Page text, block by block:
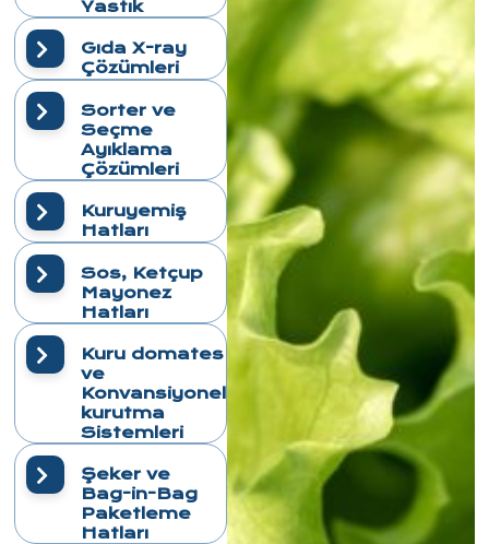
Yastık
Gıda X-ray
Çözümleri
Sorter ve
Seçme
Ayıklama
Çözümleri
Kuruyemiş
Hatları
Sos, Ketçup
Mayonez
Hatları
Kuru domates
ve
Konvansiyonel
kurutma
Sistemleri
Şeker ve
Bag-in-Bag
Paketleme
Hatları